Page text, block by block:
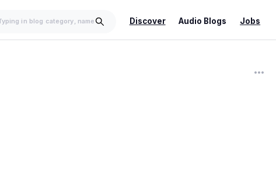
Discover Audio Blogs Jobs